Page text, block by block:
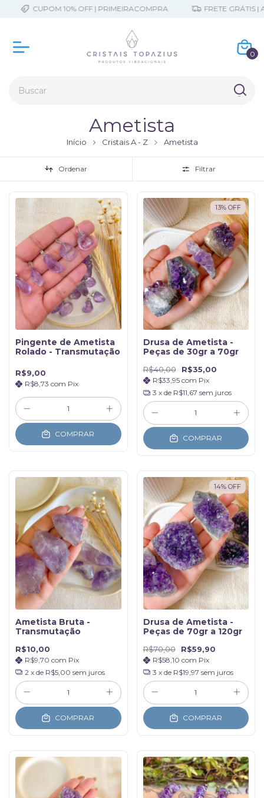
CUPOM 10% OFF | PRIMEIRACOMPRA FRETE GRÁTIS | A
0
Ametista
Início Cristais A - Z Ametista
Ordenar Filtrar
Pingente de Ametista
Rolado - Transmutação
R$9,00
R$8,73 com Pix
COMPRAR
13% OFF
Drusa de Ametista -
Peças de 30gr a 70gr
R$40,00 R$35,00
R$33,95 com Pix
3 x de R$11,67 sem juros
COMPRAR
Ametista Bruta -
Transmutação
R$10,00
R$9,70 com Pix
2 x de R$5,00 sem juros
COMPRAR
14% OFF
Drusa de Ametista -
Peças de 70gr a 120gr
R$70,00 R$59,90
R$58,10 com Pix
3 x de R$19,97 sem juros
COMPRAR